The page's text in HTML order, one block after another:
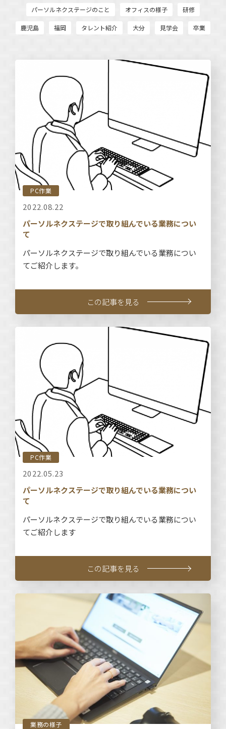
パーソルネクステージのこと オフィスの様子 研修
鹿児島 福岡 タレント紹介 大分 見学会 卒業
PC作業
2022.08.22
パーソルネクステージで取り組んでいる業務につい
て
パーソルネクステージで取り組んでいる業務につい
てご紹介します。
この記事を見る
PC作業
2022.05.23
パーソルネクステージで取り組んでいる業務につい
て
パーソルネクステージで取り組んでいる業務につい
てご紹介します
この記事を見る
業務の様子